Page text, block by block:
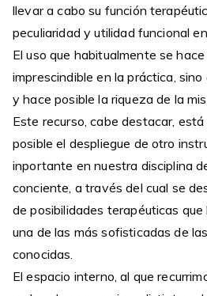
llevar a cabo su función
peculiaridad y utilidad funcional
El uso que habitualmente se
imprescindible en la práctica,
y hace posible la riqueza de la
Este recurso, cabe destacar,
posible el despliegue de otro
inportante en nuestra disciplina
conciente, a través del cual se
de posibilidades terapéuticas
una de las más sofisticadas de
conocidas.
El espacio interno, al que